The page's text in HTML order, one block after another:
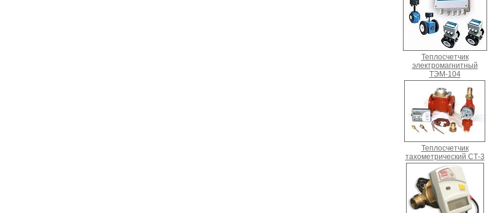
Теплосчетчик
электромагнитный
ТЭМ-104
Теплосчетчик
тахометрический СТ-3